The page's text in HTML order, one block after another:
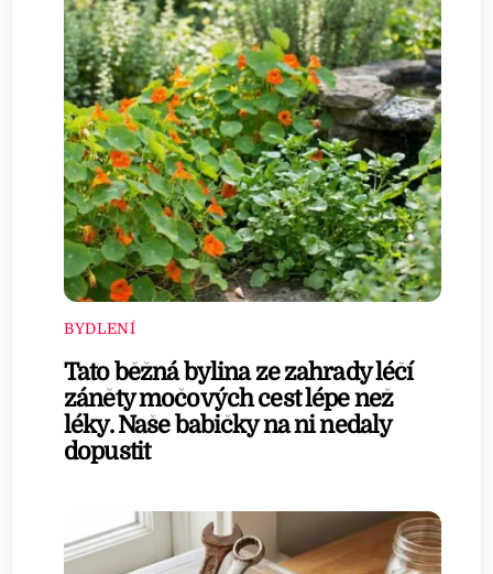
BYDLENÍ
Tato běžná bylina ze zahrady léčí
záněty močových cest lépe než
léky. Naše babičky na ni nedaly
dopustit